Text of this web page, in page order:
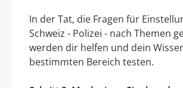
In der Tat, die Fragen für
Schweiz - Polizei - nach Themen
werden dir helfen und dein
bestimmten Bereich testen.